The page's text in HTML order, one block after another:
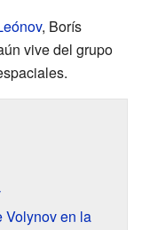
, Borís
vive del grupo
Volynov en la